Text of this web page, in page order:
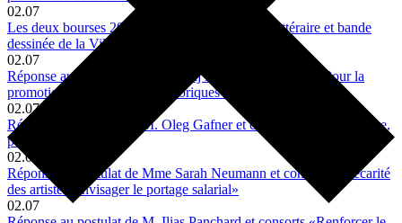
02.07
Les deux bourses 2026 de soutien à la création littéraire et bande
dessinée de la Ville ont été décernées
02.07
Réponse au postulat de M. Paulraj Kanthia et consorts «Pour la
promotion des commerces historiques de Lausanne»
02.07
Réponse au postulat de M. Oleg Gafner et consorts «Pas de piscine,
pas de piscine…»
02.07
Réponse au postulat de Mme Sarah Neumann et consorts «Précarité
des artistes: envisager le portage salarial»
02.07